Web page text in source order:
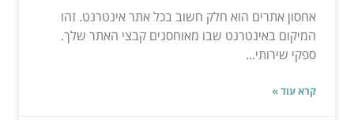
אחסון אתרים הוא חלק חשוב בכל אתר אינטרנט. זהו
המיקום באינטרנט שבו מאוחסנים קבצי האתר שלך.
ספקי שירותי...
קרא עוד »